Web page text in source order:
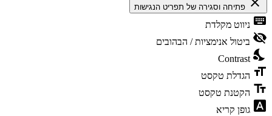
פתיחה וסגירה של תפריט הנגישות
keyboard ניווט מקלדת
visibility_off ביטול אנימציות / הבהובים
nights_stay
Contrast
format_size הגדלת טקסט
text_fields הקטנת טקסט
font_download גופן קריא